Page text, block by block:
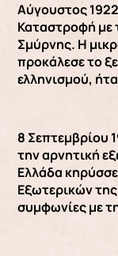
Αύγουστος
Καταστροφή με
Σμύρνης. Η
προκάλεσε το
ελληνισμού,
8 Σεπτεμβρίου
την αρνητική
Ελλάδα
Εξωτερικών
συμφωνίες με